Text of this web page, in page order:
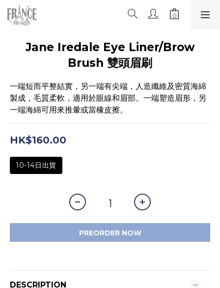
Jane Iredale Eye Liner/Brow
Brush 雙頭眉刷
一端短而平整結實，另一端有尖端，人造纖維及密質海綿
製成，毛質柔軟，適用於眼線和眉部。一端塑造眉形，另
一端海綿可用來推暈或當橡皮擦。
HK$160.00
10-14日出貨
PREORDER NOW
DESCRIPTION